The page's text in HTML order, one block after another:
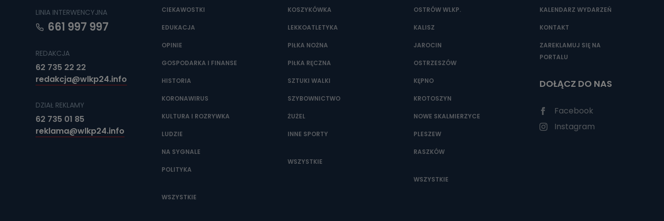
LINIA INTERWENCYJNA
661 997 997
REDAKCJA
62 735 22 22
redakcja@wlkp24.info
DZIAŁ REKLAMY
62 735 01 85
reklama@wlkp24.info
CIEKAWOSTKI
EDUKACJA
OPINIE
GOSPODARKA I FINANSE
HISTORIA
KORONAWIRUS
KULTURA I ROZRYWKA
LUDZIE
NA SYGNALE
POLITYKA
WSZYSTKIE
KOSZYKÓWKA
LEKKOATLETYKA
PIŁKA NOŻNA
PIŁKA RĘCZNA
SZTUKI WALKI
SZYBOWNICTWO
ŻUŻEL
INNE SPORTY
WSZYSTKIE
OSTRÓW WLKP.
KALISZ
JAROCIN
OSTRZESZÓW
KĘPNO
KROTOSZYN
NOWE SKALMIERZYCE
PLESZEW
RASZKÓW
WSZYSTKIE
KALENDARZ WYDARZEŃ
KONTAKT
ZAREKLAMUJ SIĘ NA
PORTALU
DOŁĄCZ DO NAS
Facebook
Instagram